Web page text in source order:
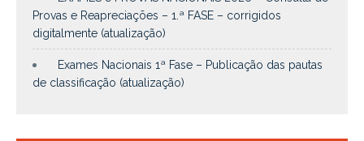
Provas e Reapreciações – 1.ª FASE – corrigidos
digitalmente (atualização)
Exames Nacionais 1ª Fase – Publicação das pautas
de classificação (atualização)